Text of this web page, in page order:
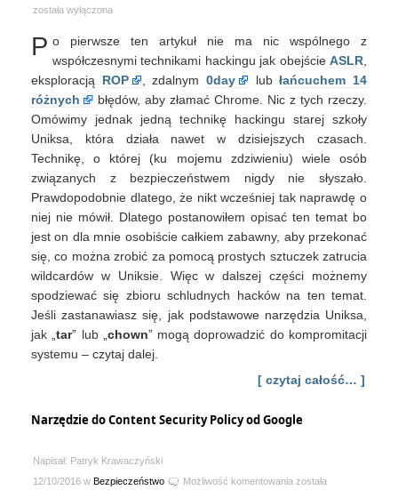
*niksowe
wieloznaczniki
została wyłączona
P o pierwsze ten artykuł nie ma nic wspólnego z
współczesnymi technikami hackingu jak obejście ASLR
eksploracją ROP , zdalnym0day lubłańcuchem 14
różnych
błędów, aby złamać Chrome. Nic z tych rzeczy.
Omówimy jednak jedną technikę hackingu starej szkoły
Uniksa, która działa nawet w dzisiejszych czasach.
Technikę, o której (ku mojemu zdziwieniu) wiele osób
związanych z bezpieczeństwem nigdy nie słyszało.
Prawdopodobnie dlatego, że nikt wcześniej tak naprawdę o
niej nie mówił. Dlatego postanowiłem opisać ten temat bo
jest on dla mnie osobiście całkiem zabawny, aby przekonać
się, co można zrobić za pomocą prostych sztuczek zatrucia
wildcardów w Uniksie. Więc w dalszej części możnemy
spodziewać się zbioru schludnych hacków na ten temat.
Jeśli zastanawiasz się, jak podstawowe narzędzia Uniksa,
jak „tar” lub „ chown” mogą doprowadzić do kompromitacji
systemu – czytaj dalej.
[ czytaj całość… ]
Narzędzie do Content Security Policy od Google
Napisał: Patryk Krawaczyński
12/10/2016 w Bezpieczeństwo Możliwość komentowania Narzędzie
została